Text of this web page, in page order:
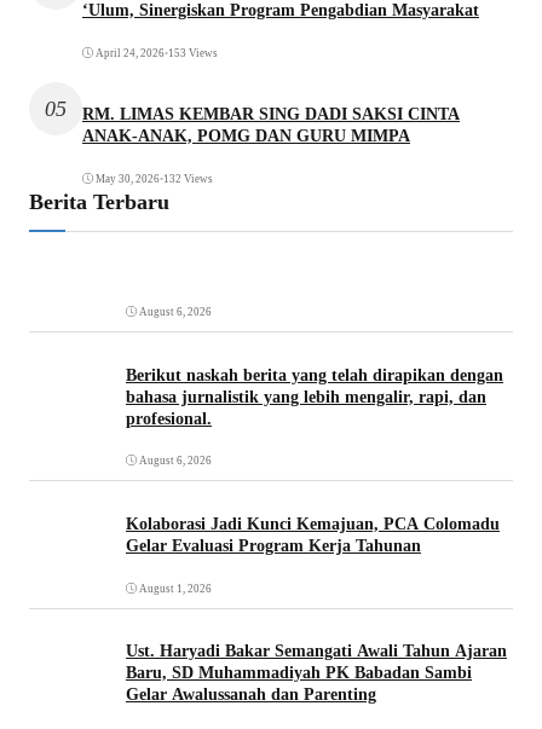
‘Ulum, Sinergiskan Program Pengabdian Masyarakat
April 24, 2026•153 Views
05
RM. LIMAS KEMBAR SING DADI SAKSI CINTA
ANAK-ANAK, POMG DAN GURU MIMPA
May 30, 2026•132 Views
Berita Terbaru
August 6, 2026
Berikut naskah berita yang telah dirapikan dengan
bahasa jurnalistik yang lebih mengalir, rapi, dan
profesional.
August 6, 2026
Kolaborasi Jadi Kunci Kemajuan, PCA Colomadu
Gelar Evaluasi Program Kerja Tahunan
August 1, 2026
Ust. Haryadi Bakar Semangati Awali Tahun Ajaran
Baru, SD Muhammadiyah PK Babadan Sambi
Gelar Awalussanah dan Parenting